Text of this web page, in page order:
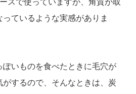
スで使っていますが、角質が取
ているような実感がありま
ぽいものを食べたときに毛穴が
するので、そんなときは、炭